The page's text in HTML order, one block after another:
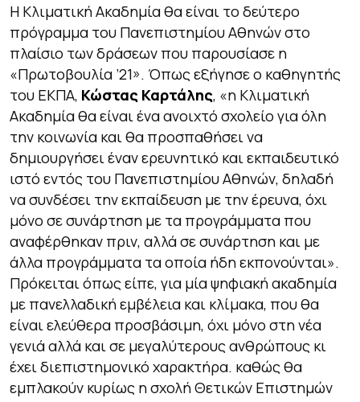
Η Κλιματική Ακαδημία θα είναι το δεύτερο
πρόγραμμα του Πανεπιστημίου Αθηνών στο
πλαίσιο των δράσεων που παρουσίασε η
«Πρωτοβουλία ’21». Όπως εξήγησε ο καθηγητής
του ΕΚΠΑ, Κώστας Καρτάλης, «η Κλιματική
Ακαδημία θα είναι ένα ανοιχτό σχολείο για όλη
την κοινωνία και θα προσπαθήσει να
δημιουργήσει έναν ερευνητικό και εκπαιδευτικό
ιστό εντός του Πανεπιστημίου Αθηνών, δηλαδή
να συνδέσει την εκπαίδευση με την έρευνα, όχι
μόνο σε συνάρτηση με τα προγράμματα που
αναφέρθηκαν πριν, αλλά σε συνάρτηση και με
άλλα προγράμματα τα οποία ήδη εκπονούνται».
Πρόκειται όπως είπε, για μία ψηφιακή ακαδημία
με πανελλαδική εμβέλεια και κλίμακα, που θα
είναι ελεύθερα προσβάσιμη, όχι μόνο στη νέα
γενιά αλλά και σε μεγαλύτερους ανθρώπους κι
έχει διεπιστημονικό χαρακτήρα. καθώς θα
εμπλακούν κυρίως η σχολή Θετικών Επιστημών